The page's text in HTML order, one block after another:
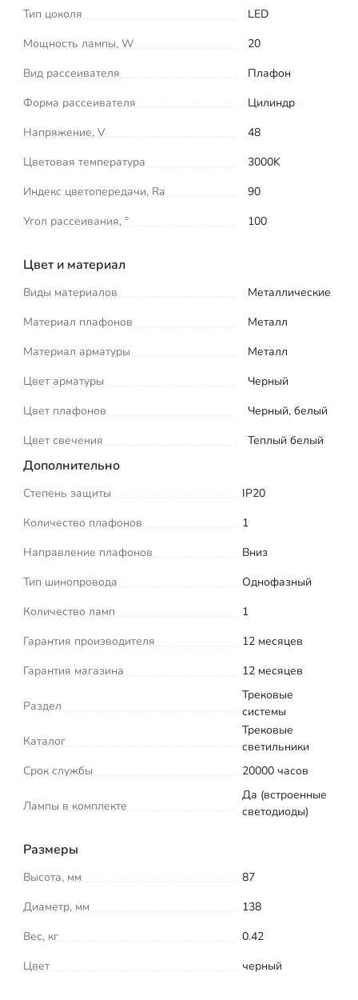
Тип цоколя
LED
Мощность лампы, W
20
Вид рассеивателя
Плафон
Форма рассеивателя
Цилиндр
Напряжение, V
48
Цветовая температура
3000K
Индекс цветопередачи, Ra
90
Угол рассеивания, °
100
Цвет и материал
Виды материалов
Металлические
Материал плафонов
Металл
Материал арматуры
Металл
Цвет арматуры
Черный
Цвет плафонов
Черный, белый
Цвет свечения
Теплый белый
Дополнительно
Степень защиты
IP20
Количество плафонов
1
Направление плафонов
Вниз
Тип шинопровода
Однофазный
Количество ламп
1
Гарантия производителя
12 месяцев
Гарантия магазина
12 месяцев
Раздел
Трековые
системы
Каталог
Трековые
светильники
Срок службы
20000 часов
Лампы в комплекте
Да (встроенные
светодиоды)
Размеры
Высота, мм
87
Диаметр, мм
138
Вес, кг
0.42
Цвет
черный